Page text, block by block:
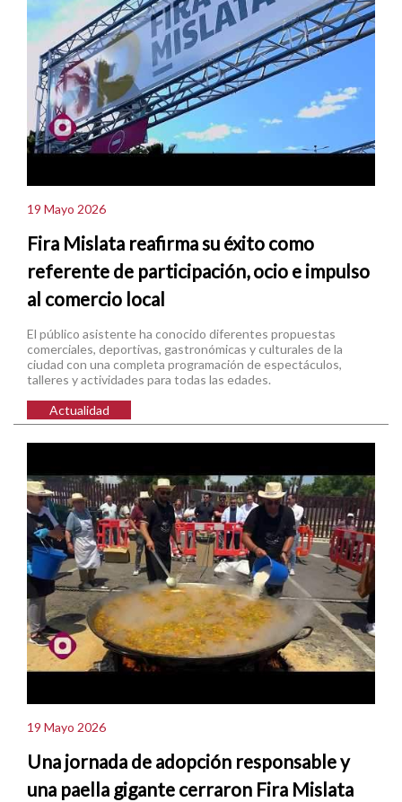
19 Mayo 2026
Fira Mislata reafirma su éxito como
referente de participación, ocio e impulso
al comercio local
El público asistente ha conocido diferentes propuestas
comerciales, deportivas, gastronómicas y culturales de la
ciudad con una completa programación de espectáculos,
talleres y actividades para todas las edades.
Actualidad
19 Mayo 2026
Una jornada de adopción responsable y
una paella gigante cerraron Fira Mislata